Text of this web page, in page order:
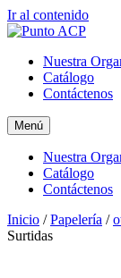
Ir al contenido
Nuestra
Catálogo
Contáctenos
Menú
Nuestra
Catálogo
Contáctenos
Inicio /Papelería /
Surtidas